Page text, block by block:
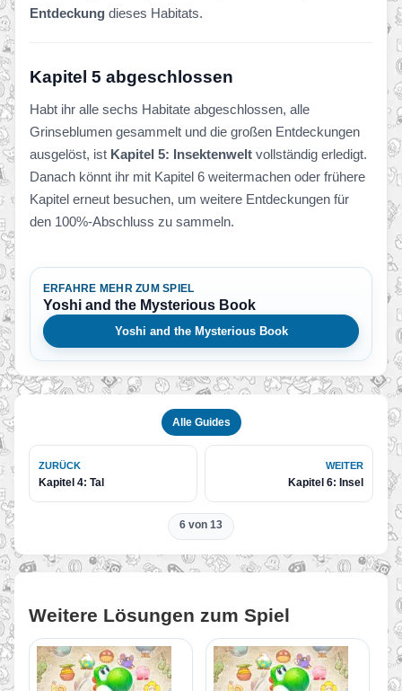
Entdeckung dieses Habitats.
Kapitel 5 abgeschlossen
Habt ihr alle sechs Habitate abgeschlossen, alle
Grinseblumen gesammelt und die großen Entdeckungen
ausgelöst, ist Kapitel 5: Insektenwelt vollständig erledigt.
Danach könnt ihr mit Kapitel 6 weitermachen oder frühere
Kapitel erneut besuchen, um weitere Entdeckungen für
den 100%-Abschluss zu sammeln.
ERFAHRE MEHR ZUM SPIEL
Yoshi and the Mysterious Book
Yoshi and the Mysterious Book
Alle Guides
ZURÜCK
Kapitel 4: Tal
WEITER
Kapitel 6: Insel
6 von 13
Weitere Lösungen zum Spiel